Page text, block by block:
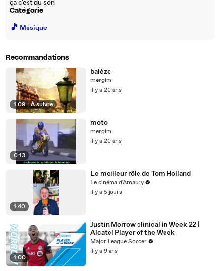
ça c'est du son
Catégorie
🎵 Musique
Recommandations
1:09 | À suivre
balèze
mergim
il y a 20 ans
0:13
moto
mergim
il y a 20 ans
1:40
Le meilleur rôle de Tom Holland
Le cinéma d'Amaury
il y a 5 jours
1:00
Justin Morrow clinical in Week 22 |
Alcatel Player of the Week
Major League Soccer
il y a 9 ans